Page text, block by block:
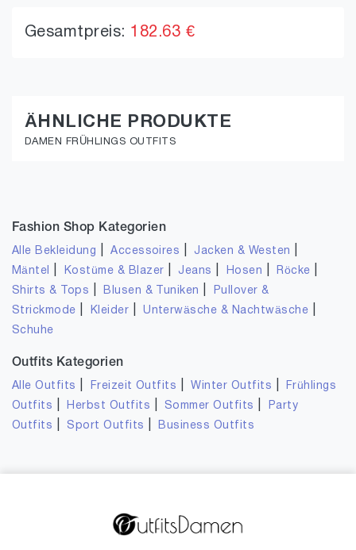
Gesamtpreis: 182.63 €
ÄHNLICHE PRODUKTE
DAMEN FRÜHLINGS OUTFITS
Fashion Shop Kategorien
Alle Bekleidung |Accessoires Jacken & Westen
Mäntel Kostüme & Blazer Jeans Hosen Röcke
Shirts & Tops Blusen & Tuniken
Pullover &
Strickmode
Kleider |Unterwäsche & Nachtwäsche
Schuhe
Outfits Kategorien
Alle Outfits Freizeit Outfits |Winter Outfits
Frühlings
Outfits
Herbst Outfits Sommer Outfits
Party
Outfits
Sport Outfits Business Outfits